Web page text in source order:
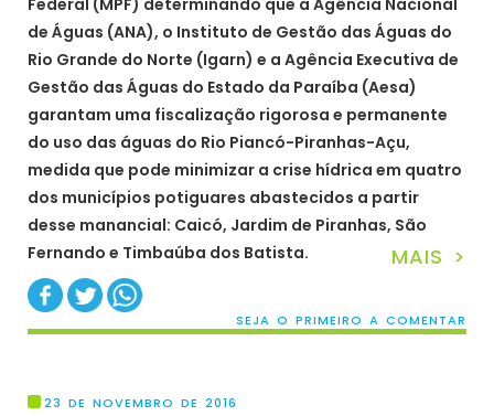
Federal (MPF) determinando que a Agência Nacional
de Águas (ANA), o Instituto de Gestão das Águas do
Rio Grande do Norte (Igarn) e a Agência Executiva de
Gestão das Águas do Estado da Paraíba (Aesa)
garantam uma fiscalização rigorosa e permanente
do uso das águas do Rio Piancó-Piranhas-Açu,
medida que pode minimizar a crise hídrica em quatro
dos municípios potiguares abastecidos a partir
desse manancial: Caicó, Jardim de Piranhas, São
Fernando e Timbaúba dos Batista.
MAIS >
SEJA O PRIMEIRO A COMENTAR
23 DE NOVEMBRO DE 2016